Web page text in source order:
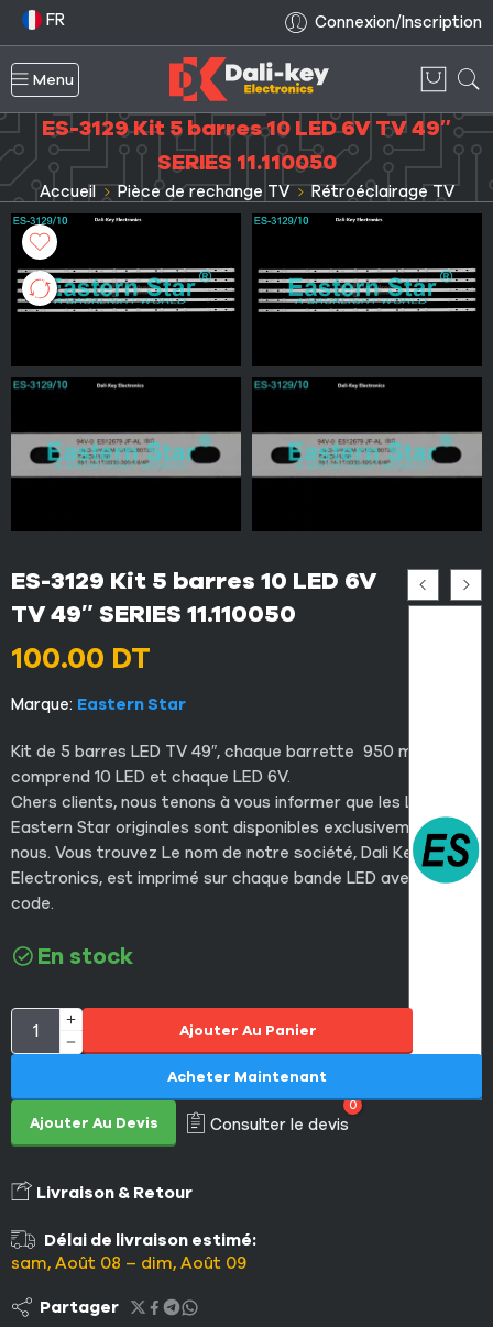
FR Connexion/Inscription
Menu
ES-3129 Kit 5 barres 10 LED 6V TV 49″
SERIES 11.110050
Accueil Pièce de rechange TV Rétroéclairage TV
ES-3129 Kit 5 barres 10 LED 6V
TV 49″ SERIES 11.110050
100.00 DT
Marque: Eastern Star
Kit de 5 barres LED TV 49″, chaque barrette 950 mm et
comprend 10 LED et chaque LED 6V.
Chers clients, nous tenons à vous informer que les LED
Eastern Star originales sont disponibles exclusivement chez
nous. Vous trouvez Le nom de notre société, Dali Key
Electronics, est imprimé sur chaque bande LED avec QR
code.
En stock
Ajouter Au Panier
Ajouter Au Devis Consulter le devis
0
Acheter Maintenant
Livraison & Retour
Délai de livraison estimé:
sam, Août 08 – dim, Août 09
Partager